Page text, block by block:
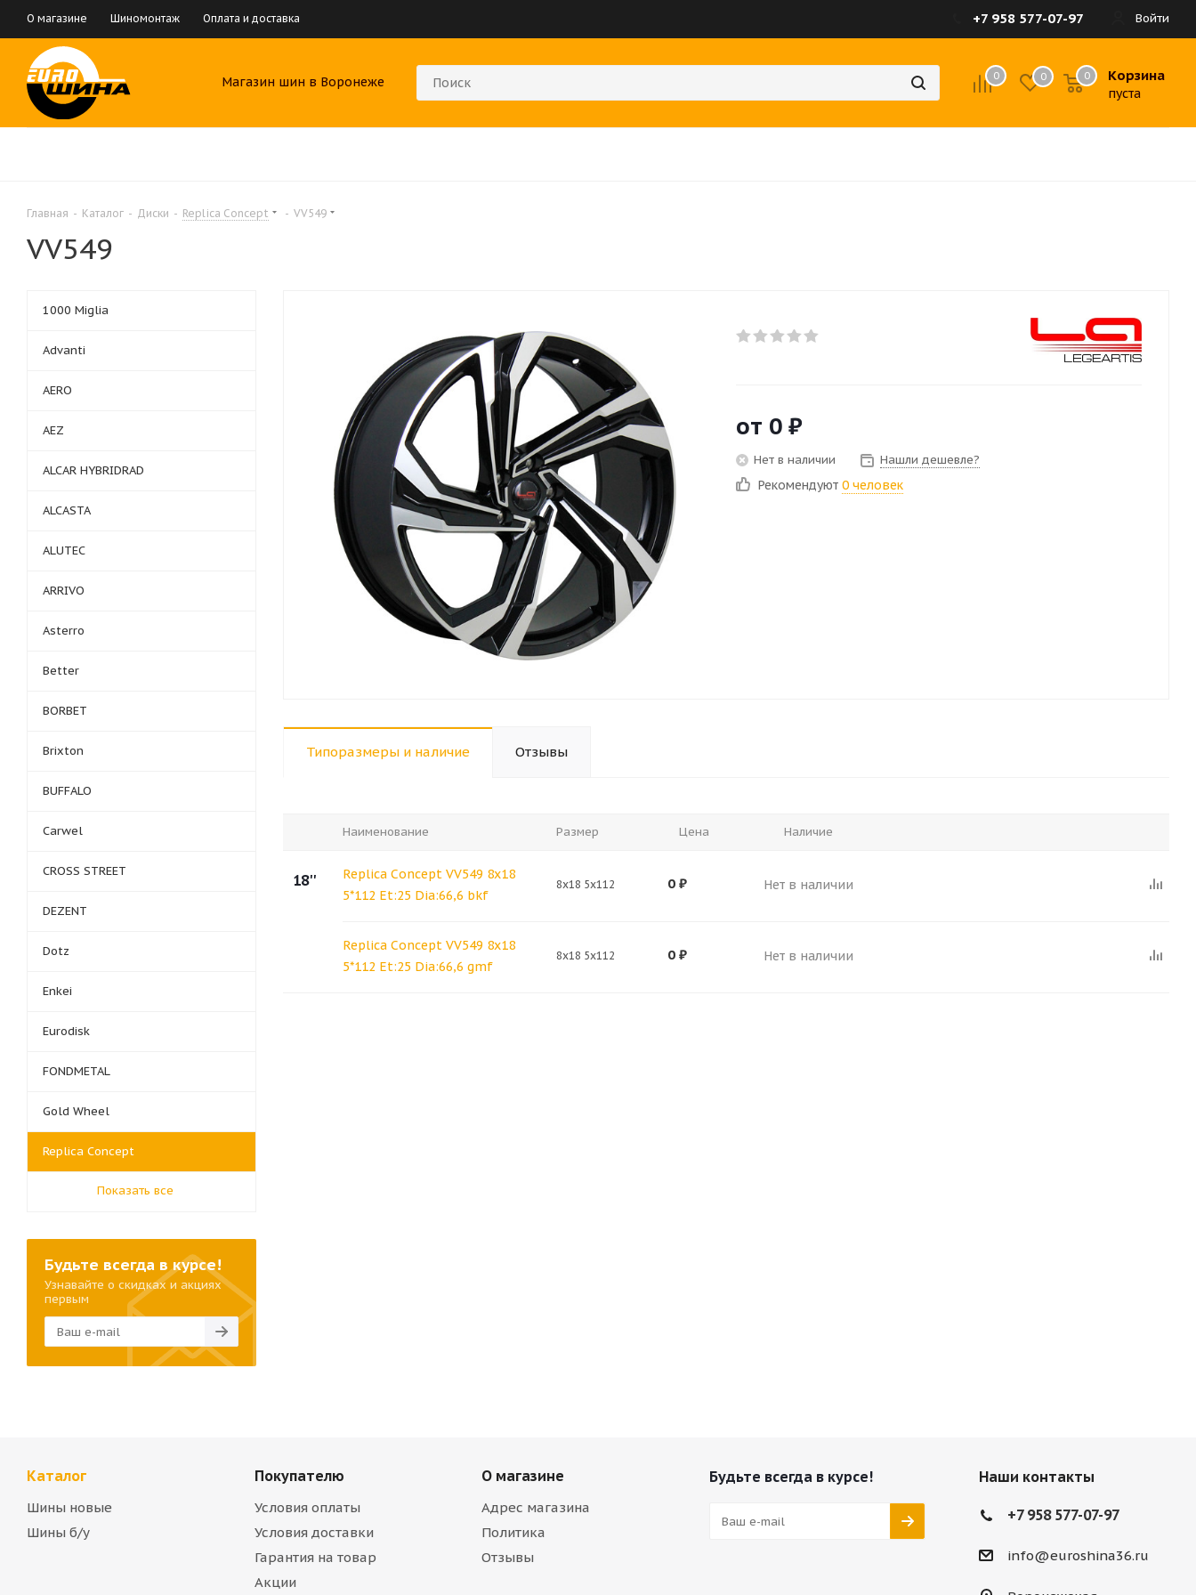
О магазине Шиномонтаж Оплата и доставка Войти
+7 958 577-07-97
Магазин шин в Воронеже 0 0 Корзина
пуста
0
Главная - Каталог - Диски - Replica Concept - VV549
VV549
от 0 ₽
Нет в наличии Нашли дешевле?
Рекомендуют 0 человек
Типоразмеры и наличие Отзывы
Наименование Размер Цена Наличие
18''
Replica Concept VV549 8x18
5*112 Et:25 Dia:66,6 bkf
8x18 5x112 0 ₽ Нет в наличии
Replica Concept VV549 8x18
5*112 Et:25 Dia:66,6 gmf
8x18 5x112 0 ₽ Нет в наличии
1000 Miglia
Advanti
AERO
AEZ
ALCAR HYBRIDRAD
ALCASTA
ALUTEC
ARRIVO
Asterro
Better
BORBET
Brixton
BUFFALO
Carwel
CROSS STREET
DEZENT
Dotz
Enkei
Eurodisk
FONDMETAL
Gold Wheel
Replica Concept
Показать все
Будьте всегда в курсе!
Узнавайте о скидках и акциях
первым
Каталог
Шины новые
Шины б/у
Покупателю
Условия оплаты
Условия доставки
Гарантия на товар
Акции
О магазине
Адрес магазина
Политика
Отзывы
Будьте всегда в курсе! Наши контакты
+7 958 577-07-97
info@euroshina36.ru